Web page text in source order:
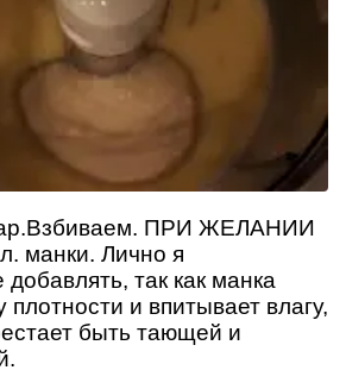
ПРИ ЖЕЛАНИИ
манки. Лично я
так как манка
плотности и впитывает влагу,
быть тающей и